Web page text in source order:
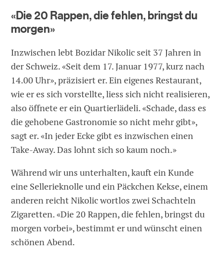
«Die 20 Rappen, die fehlen, bringst du
morgen»
Inzwischen lebt Bozidar Nikolic seit 37 Jahren in
der Schweiz. «Seit dem 17. Januar 1977, kurz nach
14.00 Uhr», präzisiert er. Ein eigenes Restaurant,
wie er es sich vorstellte, liess sich nicht realisieren,
also öffnete er ein Quartierlädeli. «Schade, dass es
die gehobene Gastronomie so nicht mehr gibt»,
sagt er. «In jeder Ecke gibt es inzwischen einen
Take-Away. Das lohnt sich so kaum noch.»
Während wir uns unterhalten, kauft ein Kunde
eine Sellerieknolle und ein Päckchen Kekse, einem
anderen reicht Nikolic wortlos zwei Schachteln
Zigaretten. «Die 20 Rappen, die fehlen, bringst du
morgen vorbei», bestimmt er und wünscht einen
schönen Abend.